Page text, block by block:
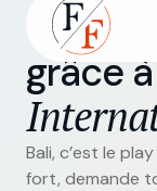
grâce
Bali, c’est le
fort, demande